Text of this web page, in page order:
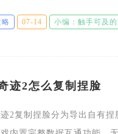
卡位点位适配单人单刷与
通关
略 07-14 小编：触手可及
迹2怎么复制捏脸
2复制捏脸分为导出自有